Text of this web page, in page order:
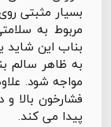
بسیار مثبتی
مربوط به
بناب این
به ظاهر سالم
مواجه شود.
فشارخون بالا
پیدا می کند.